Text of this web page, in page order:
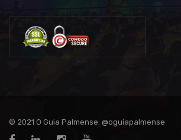
© 2021 O Guia Palmense. @oguiapalmense